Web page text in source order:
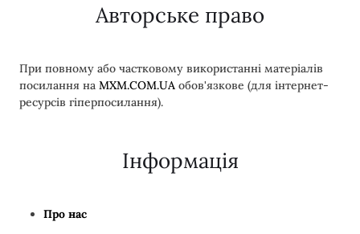
Авторське право
При повному або частковому використанні матеріалів
посилання на MXM.COM.UA обов'язкове (для інтернет-
ресурсів гіперпосилання).
Інформація
Про нас